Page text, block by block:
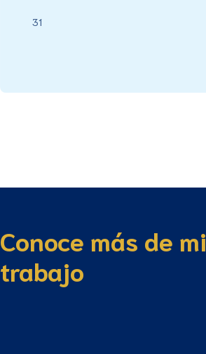
31
Conoce más de mi
trabajo